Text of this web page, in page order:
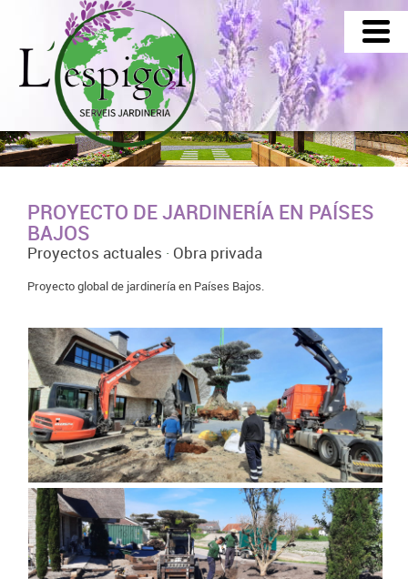
PROYECTO DE JARDINERÍA EN PAÍSES
BAJOS
Proyectos actuales · Obra privada
Proyecto global de jardinería en Países Bajos.
PROYECTO DE JARDINERÍA EN PAÍSES
BAJOS
PROYECTO DE JARDINERÍA EN PAÍSES
BAJOS